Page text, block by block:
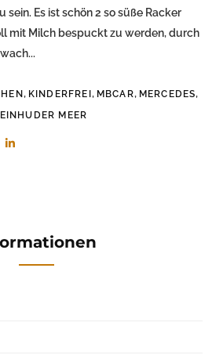
sein. Es ist schön 2 so süße Racker
mit Milch bespuckt zu werden, durch
, KINDERFREI , MBCAR, MERCEDES,
MEER